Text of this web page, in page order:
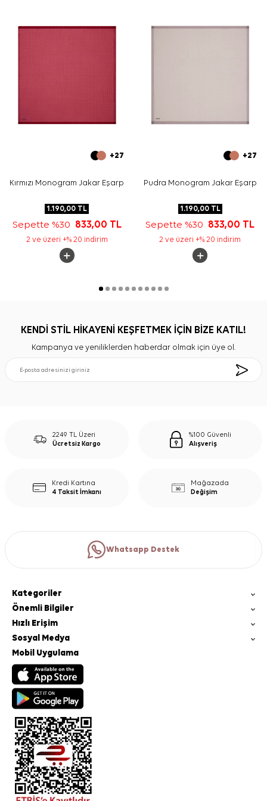
Yıkama ve bakım için ürün etiketindeki talimatları
Polyester eşarp hangi kombinlerle kullanılabilir?
+27
Kırmızı Monogram Jakar Eşarp
1.190,00 TL
Sepette %30 833,00 TL
2 ve üzeri +% 20 indirim
+27
Pudra Monogram Jakar Eşarp
1.190,00TL
Sepette %30 833,00 TL
2 ve üzeri +% 20 indirim
KENDİ STİL HİKAYENİ KEŞFETMEK İÇİN BİZE KATIL!
Kampanya ve yeniliklerden haberdar olmak için üye ol.
2249 TL Üzeri
Ücretsiz Kargo
%100 Güvenli
Alışveriş
Kredi Kartına
4 Taksit İmkanı
Mağazada
Değişim
Whatsapp Destek
Kategoriler
Önemli Bilgiler
Hızlı Erişim
Sosyal Medya
Mobil Uygulama